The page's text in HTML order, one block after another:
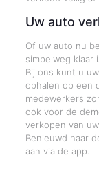
Uw auto
Of uw auto nu
simpelweg klaar
Bij ons kunt u
ophalen op een
medewerkers
ook voor de
verkopen van
Benieuwd naar
aan via de app.